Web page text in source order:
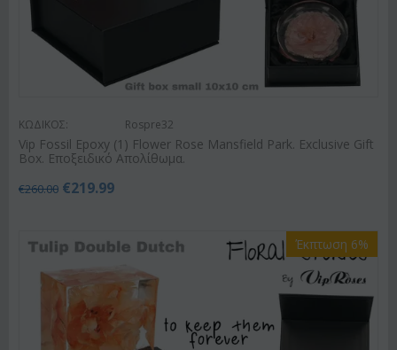
ΚΩΔΙΚΟΣ: Rospre32
Vip Fossil Epoxy (1) Flower Rose Mansfield Park. Exclusive Gift
Box. Εποξειδικό Απολίθωμα.
€260.00 €219.99
Έκπτωση 6%